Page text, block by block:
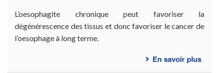
L’oesophagite chronique peut favoriser la
dégénérescence des tissus et donc favoriser le cancer de
l’oesophage à long terme.
En savoir plussur